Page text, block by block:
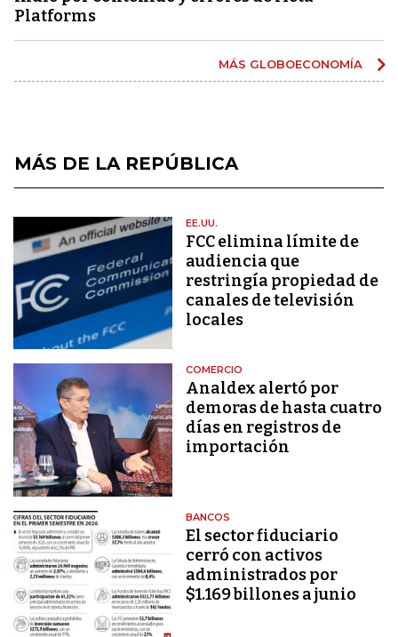
Platforms
MÁS GLOBOECONOMÍA
MÁS DE LA REPÚBLICA
EE.UU.
FCC elimina límite de
audiencia que
restringía propiedad de
canales de televisión
locales
COMERCIO
Analdex alertó por
demoras de hasta cuatro
días en registros de
importación
BANCOS
El sector fiduciario
cerró con activos
administrados por
$1.169 billones a junio